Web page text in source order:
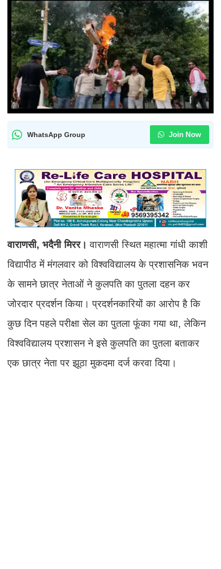
WhatsApp Group Join Now
वाराणसी, भदैनी मिरर।वाराणसी स्थित महात्मा गांधी काशी
विद्यापीठ में मंगलवार को विश्वविद्यालय के प्रशासनिक भवन
के सामने छात्र नेताओं ने कुलपति का पुतला दहन कर
जोरदार प्रदर्शन किया। प्रदर्शनकारियों का आरोप है कि
कुछ दिन पहले परीक्षा सेल का पुतला फूंका गया था, लेकिन
विश्वविद्यालय प्रशासन ने इसे कुलपति का पुतला बताकर
एक छात्र नेता पर झूठा मुकदमा दर्ज करवा दिया।